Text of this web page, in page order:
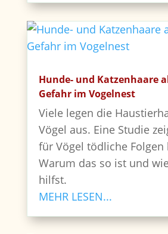
Hunde- und Katzenhaare
Gefahr im Vogelnest
Viele legen die
Vögel aus. Eine Studie
für Vögel tödliche Folgen
Warum das so ist und
hilfst.
MEHR LESEN...